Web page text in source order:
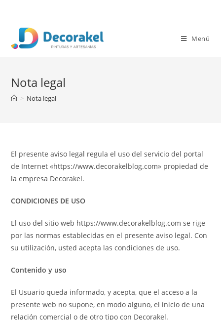
contenido
Menú
Nota legal
> Nota legal
El presente aviso legal regula el uso del servicio del portal
de Internet «https://www.decorakelblog.com» propiedad de
la empresa Decorakel.
CONDICIONES DE USO
El uso del sitio web https://www.decorakelblog.com se rige
por las normas establecidas en el presente aviso legal. Con
su utilización, usted acepta las condiciones de uso.
Contenido y uso
El Usuario queda informado, y acepta, que el acceso a la
presente web no supone, en modo alguno, el inicio de una
relación comercial o de otro tipo con Decorakel.